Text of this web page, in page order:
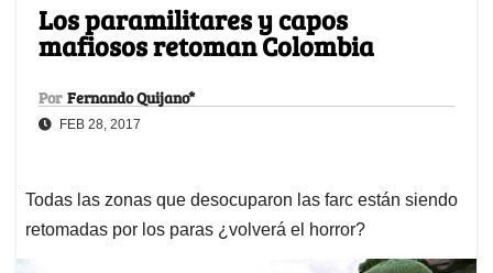
Los paramilitares y capos
mafiosos retoman Colombia
Por Fernando Quijano*
FEB 28, 2017
Todas las zonas que desocuparon las farc están siendo
retomadas por los paras ¿volverá el horror?